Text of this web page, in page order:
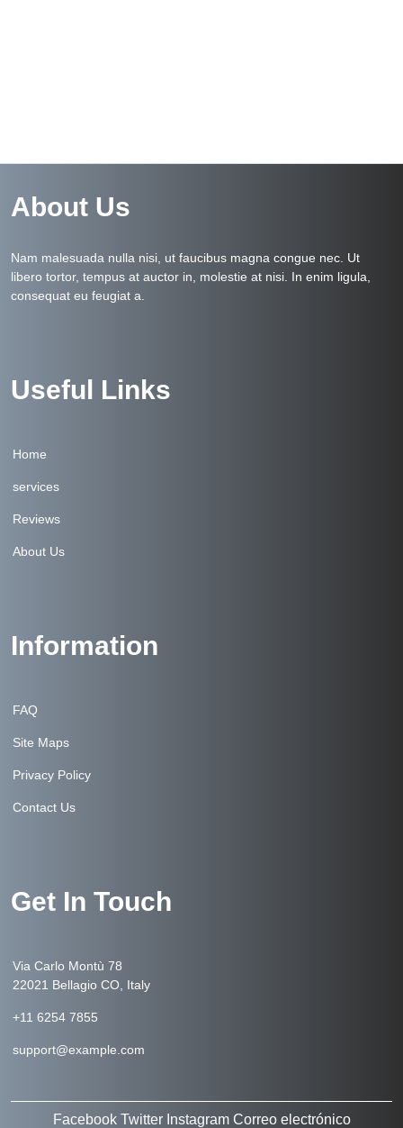
About Us
Nam malesuada nulla nisi, ut faucibus magna congue nec. Ut
libero tortor, tempus at auctor in, molestie at nisi. In enim ligula,
consequat eu feugiat a.
Useful Links
Home
services
Reviews
About Us
Information
FAQ
Site Maps
Privacy Policy
Contact Us
Get In Touch
Via Carlo Montù 78
22021 Bellagio CO, Italy
+11 6254 7855
support@example.com
Facebook Twitter Instagram Correo electrónico